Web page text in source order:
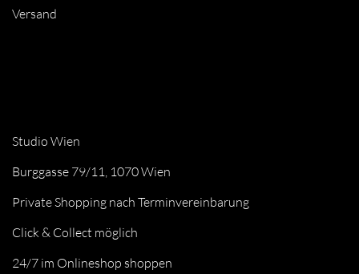
Versand
Studio Wien
Burggasse 79/11, 1070 Wien
Private Shopping nach Terminvereinbarung
Click & Collect möglich
24/7 im Onlineshop shoppen